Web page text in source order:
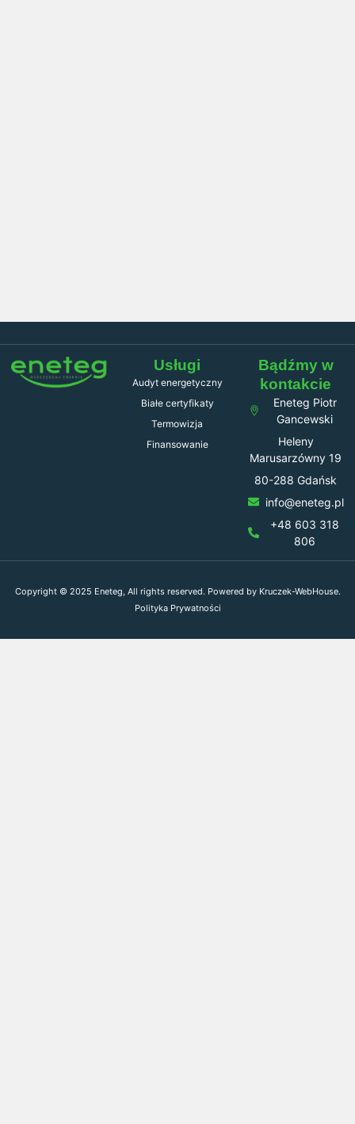
Usługi
Audyt energetyczny
Białe certyfikaty
Termowizja
Finansowanie
Bądźmy w
kontakcie
Eneteg Piotr
Gancewski
Heleny
Marusarzówny 19
80-288 Gdańsk
info@eneteg.pl
+48 603 318
806
Copyright © 2025 Eneteg, All rights reserved. Powered by Kruczek-WebHouse.
Polityka Prywatności